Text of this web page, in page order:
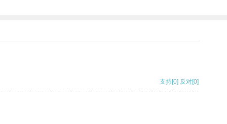
支持[0] 反对[0]